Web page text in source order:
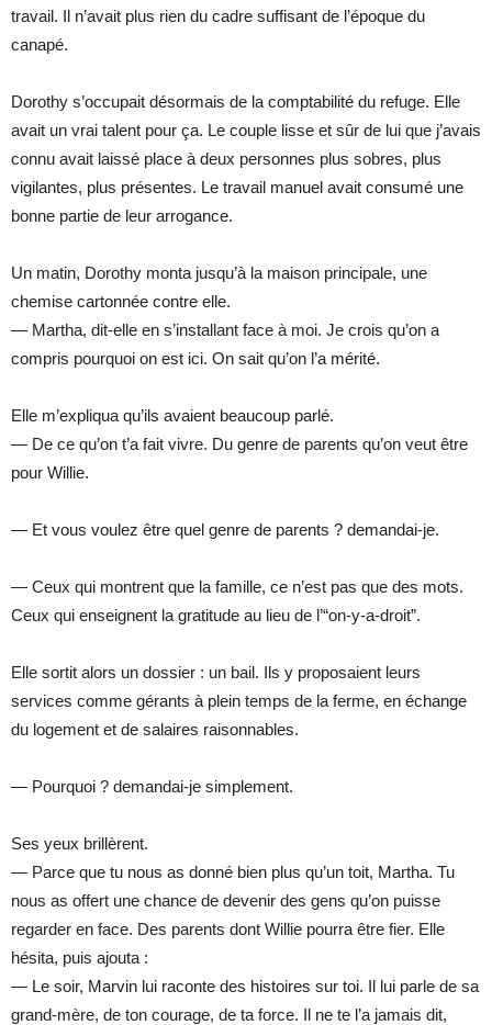
travail. Il n’avait plus rien du cadre suffisant de l’époque du
canapé.
Dorothy s’occupait désormais de la comptabilité du refuge. Elle
avait un vrai talent pour ça. Le couple lisse et sûr de lui que j’avais
connu avait laissé place à deux personnes plus sobres, plus
vigilantes, plus présentes. Le travail manuel avait consumé une
bonne partie de leur arrogance.
Un matin, Dorothy monta jusqu’à la maison principale, une
chemise cartonnée contre elle.
— Martha, dit-elle en s’installant face à moi. Je crois qu’on a
compris pourquoi on est ici. On sait qu’on l’a mérité.
Elle m’expliqua qu’ils avaient beaucoup parlé.
— De ce qu’on t’a fait vivre. Du genre de parents qu’on veut être
pour Willie.
— Et vous voulez être quel genre de parents ? demandai-je.
— Ceux qui montrent que la famille, ce n’est pas que des mots.
Ceux qui enseignent la gratitude au lieu de l’“on-y-a-droit”.
Elle sortit alors un dossier : un bail. Ils y proposaient leurs
services comme gérants à plein temps de la ferme, en échange
du logement et de salaires raisonnables.
— Pourquoi ? demandai-je simplement.
Ses yeux brillèrent.
— Parce que tu nous as donné bien plus qu’un toit, Martha. Tu
nous as offert une chance de devenir des gens qu’on puisse
regarder en face. Des parents dont Willie pourra être fier. Elle
hésita, puis ajouta :
— Le soir, Marvin lui raconte des histoires sur toi. Il lui parle de sa
grand-mère, de ton courage, de ta force. Il ne te l’a jamais dit,